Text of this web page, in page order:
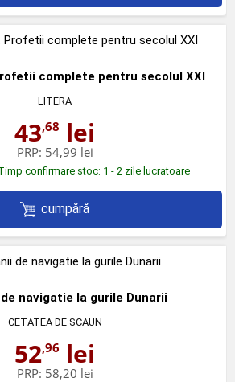
complete pentru secolul XXI
LITERA
43,68 lei
PRP: 54,99 lei
confirmare stoc: 1 - 2 zile lucratoare
cumpără
navigatie la gurile Dunarii
CETATEA DE SCAUN
52,96 lei
PRP: 58,20 lei